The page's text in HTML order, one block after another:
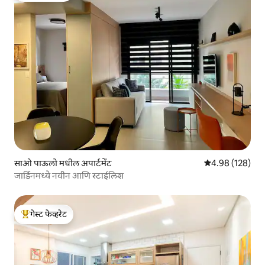
साओ पाऊलो मधील अपार्टमेंट 5 पैकी 4.98
4.98 (128)
जार्डिनमध्ये नवीन आणि स्टाईलिश
टॉप गेस्ट फेव्हरेट
गेस्ट फेव्हरेट